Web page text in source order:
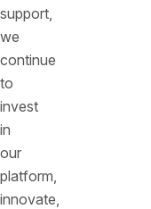
support,
we
continue
to
invest
in
our
platform,
innovate,